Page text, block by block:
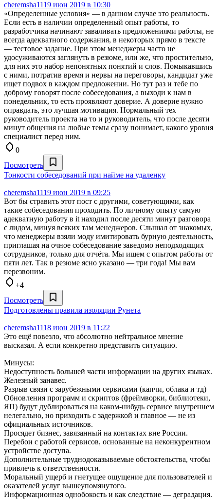
cheremsha1119 июн 2019 в 10:30
«Определенные условия» — в данном случае это реальность.
Если есть в наличии определенный опыт работы, то
разработчика начинают заваливать предложениями работы, не
всегда адекватного содержания, в некоторых прямо в тексте
— тестовое задание. При этом менеджеры часто не
удосуживаются заглянуть в резюме, или же, что простительно,
для них это набор непонятных понятий и слов. Помыкавшись
с ними, потратив время и нервы на переговоры, кандидат уже
ищет подвох в каждом предложении. Но тут раз и тебе по
доброму говорят после собеседования, а выходи к нам в
понедельник, то есть проявляют доверие. А доверие нужно
оправдать, это лучшая мотивация. Нормальный тех
руководитель проекта на то и руководитель, что после десяти
минут общения на любые темы сразу понимает, какого уровня
специалист перед ним.
0
Посмотреть
Тонкости собеседований при найме на удаленку
cheremsha1119 июн 2019 в 09:25
Вот бы стравить этот пост с другими, советующими, как
такие собеседования проходить. По личному опыту самую
адекватную работу в it находил после десяти минут разговора
с лидом, минуя всяких там менеджеров. Слышал от знакомых,
что менеджеры взяли моду имитировать бурную деятельность,
приглашая на очное собеседование заведомо неподходящих
сотрудников, только для отчёта. Мы ищем с опытом работы от
пяти лет. Так в резюме ясно указано — три года! Мы вам
перезвоним.
+4
Посмотреть
Подготовлены правила изоляции Рунета
cheremsha1118 июн 2019 в 11:22
Это ещё повезло, что абсолютно нейтральное мнение
высказал. А если конкретно представить ситуацию.
Минусы:
Недоступность большей части информации на других языках.
Железный занавес.
Разрыв связи с зарубежными сервисами (капчи, облака и тд)
Обновления программ и скриптов (фреймворки, библиотеки,
ЯП) будут дублироваться на каком-нибудь сервисе внутреннем
нелегально, но приходить с задержкой и главное — не из
официальных источников.
Просядет бизнес, завязанный на контактах вне России.
Перебои с работой сервисов, основанные на неконкурентном
устройстве доступа.
Дополнительные труднодоказываемые обстоятельства, чтобы
привлечь к ответственности.
Моральный ущерб и гнетущее ощущение для пользователей и
оказателей услуг вышеупомянутого.
Информационная однобокость и как следствие — деградация.